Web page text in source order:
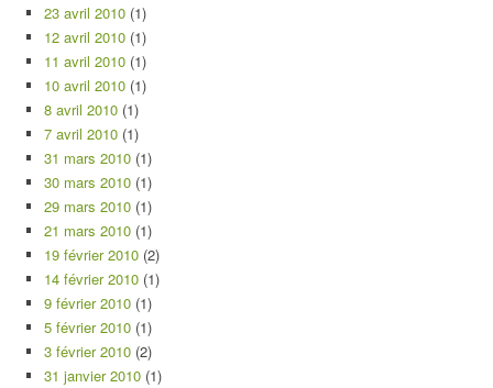
23 avril 2010 (1)
12 avril 2010 (1)
11 avril 2010 (1)
10 avril 2010 (1)
8 avril 2010 (1)
7 avril 2010 (1)
31 mars 2010 (1)
30 mars 2010 (1)
29 mars 2010 (1)
21 mars 2010 (1)
19 février 2010 (2)
14 février 2010 (1)
9 février 2010 (1)
5 février 2010 (1)
3 février 2010 (2)
31 janvier 2010 (1)